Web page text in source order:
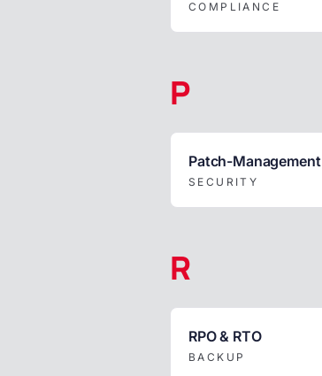
COMPLIANCE
P
Patch-Management
SECURITY
R
RPO & RTO
BACKUP